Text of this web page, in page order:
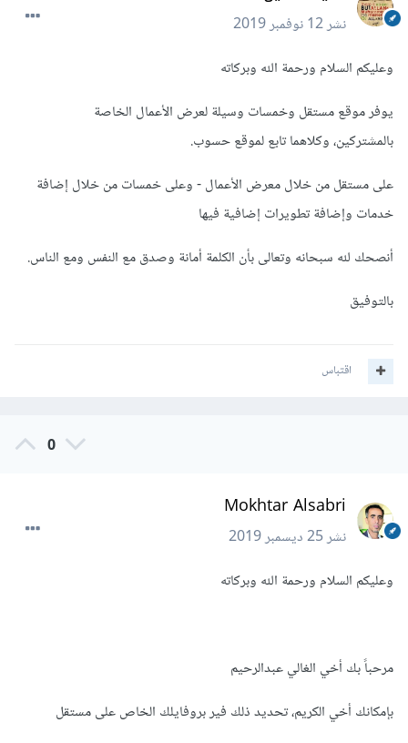
نشر12 نوفمبر 2019
وعليكم السلام ورحمة الله وبركاته
يوفر موقع مستقل وخمسات وسيلة لعرض الأعمال الخاصة
بالمشتركين، وكلاهما تابع لموقع حسوب.
على مستقل من خلال معرض الأعمال - وعلى خمسات من خلال إضافة
خدمات وإضافة تطويرات إضافية فيها
أنصحك لله سبحانه وتعالى بأن الكلمة أمانة وصدق مع النفس ومع الناس.
بالتوفيق
اقتباس
0
Mokhtar Alsabri
نشر25 ديسمبر 2019
وعليكم السلام ورحمة الله وبركاته
مرحباً بك أخي الغالي عبدالرحيم
بإمكانك أخي الكريم، تحديد ذلك فير بروفايلك الخاص على مستقل